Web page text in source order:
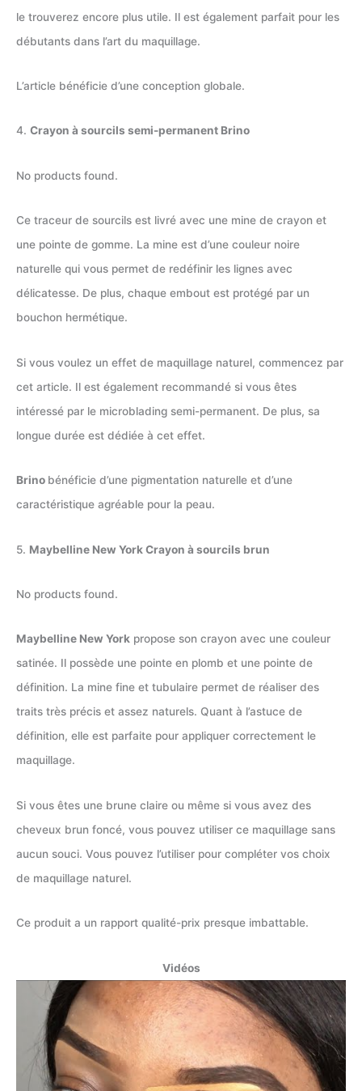
le trouverez encore plus utile. Il est également parfait pour les
débutants dans l’art du maquillage.
L’article bénéficie d’une conception globale.
4. Crayon à sourcils semi-permanent Brino
No products found.
Ce traceur de sourcils est livré avec une mine de crayon et
une pointe de gomme. La mine est d’une couleur noire
naturelle qui vous permet de redéfinir les lignes avec
délicatesse. De plus, chaque embout est protégé par un
bouchon hermétique.
Si vous voulez un effet de maquillage naturel, commencez par
cet article. Il est également recommandé si vous êtes
intéressé par le microblading semi-permanent. De plus, sa
longue durée est dédiée à cet effet.
Brino bénéficie d’une pigmentation naturelle et d’une
caractéristique agréable pour la peau.
5. Maybelline New York Crayon à sourcils brun
No products found.
Maybelline New York propose son crayon avec une couleur
satinée. Il possède une pointe en plomb et une pointe de
définition. La mine fine et tubulaire permet de réaliser des
traits très précis et assez naturels. Quant à l’astuce de
définition, elle est parfaite pour appliquer correctement le
maquillage.
Si vous êtes une brune claire ou même si vous avez des
cheveux brun foncé, vous pouvez utiliser ce maquillage sans
aucun souci. Vous pouvez l’utiliser pour compléter vos choix
de maquillage naturel.
Ce produit a un rapport qualité-prix presque imbattable.
Vidéos